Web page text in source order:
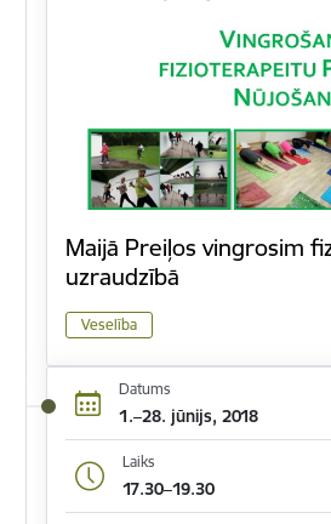
Maijā Preiļos vingrosim
uzraudzībā
Veselība
Datums
1.–28. jūnijs, 2018
Laiks
17.30–19.30